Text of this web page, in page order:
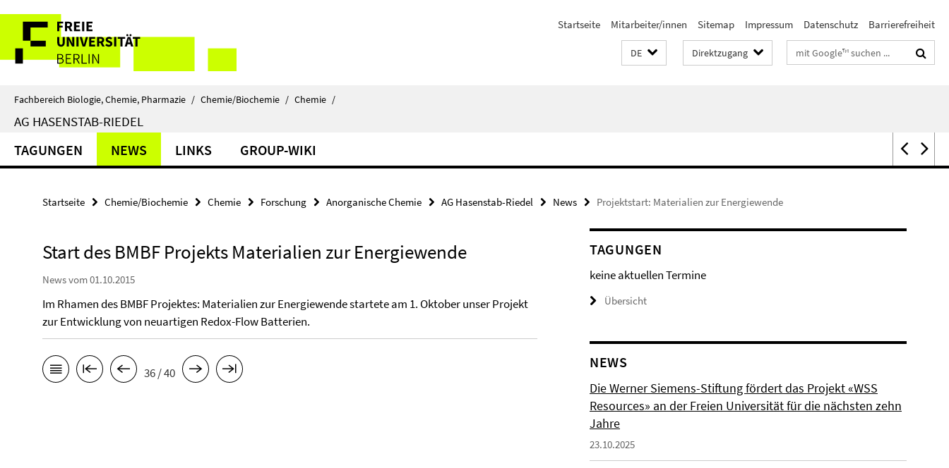
direkt
Inhalt
Service-
Navigation
Startseite Mitarbeiter/innen Sitemap Impressum Datenschutz Barrierefreiheit
DE Direktzugang Suchbegriffe
Fachbereich Biologie, Chemie, Pharmazie / Chemie/Biochemie / Chemie /
AG HASENSTAB-RIEDEL
TAGUNGEN NEWS LINKS GROUP-WIKI
Startseite Chemie/Biochemie Chemie Forschung Anorganische Chemie AG Hasenstab-Riedel News Projektstart: Materialien zur Energiewende
Start des BMBF Projekts Materialien zur Energiewende
News vom 01.10.2015
Im Rhamen des BMBF Projektes: Materialien zur Energiewende startete am 1. Oktober unser Projekt
zur Entwicklung von neuartigen Redox-Flow Batterien.
36 / 40
TAGUNGEN
keine aktuellen Termine
Übersicht
NEWS
Die Werner Siemens-Stiftung fördert das Projekt «WSS
Resources» an der Freien Universität für die nächsten zehn
Jahre
23.10.2025